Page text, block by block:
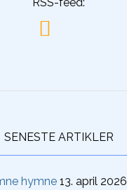
SENESTE ARTIKLER
hymne 13. april 2026